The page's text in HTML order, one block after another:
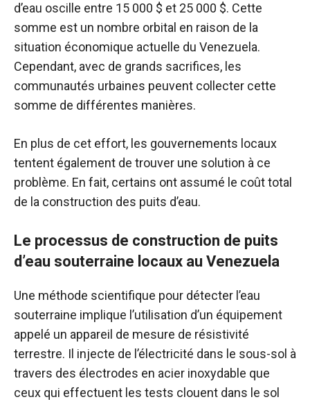
d’eau oscille entre 15 000 $ et 25 000 $. Cette
somme est un nombre orbital en raison de la
situation économique actuelle du Venezuela.
Cependant, avec de grands sacrifices, les
communautés urbaines peuvent collecter cette
somme de différentes manières.
En plus de cet effort, les gouvernements locaux
tentent également de trouver une solution à ce
problème. En fait, certains ont assumé le coût total
de la construction des puits d’eau.
Le processus de construction de puits
d’eau souterraine locaux au Venezuela
Une méthode scientifique pour détecter l’eau
souterraine implique l’utilisation d’un équipement
appelé un appareil de mesure de résistivité
terrestre. Il injecte de l’électricité dans le sous-sol à
travers des électrodes en acier inoxydable que
ceux qui effectuent les tests clouent dans le sol